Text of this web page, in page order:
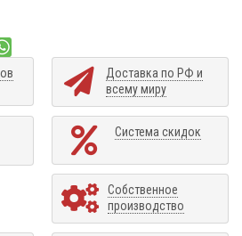
Доставка по РФ и
всему миру
Система скидок
Собственное
производство